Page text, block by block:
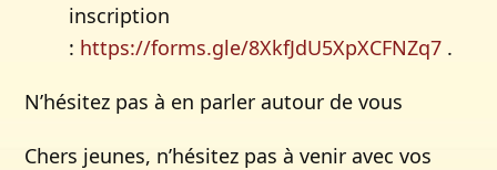
inscription
: https://forms.gle/8XkfJdU5XpXCFNZq7 .
N’hésitez pas à en parler autour de vous
Chers jeunes, n’hésitez pas à venir avec vos